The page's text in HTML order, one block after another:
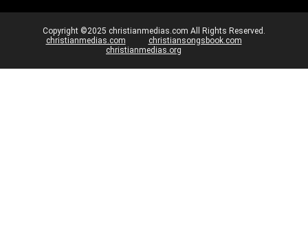
Copyright ©2025 christianmedias.com All Rights Reserved.
christianmedias.com
christiansongsbook.com
christianmedias.org